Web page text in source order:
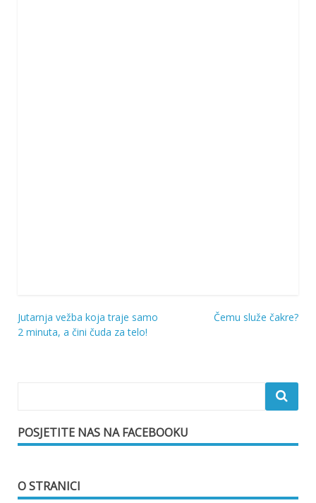
Navigacija
Jutarnja vežba koja traje samo
2 minuta, a čini čuda za telo!
Čemu služe čakre?
POSJETITE NAS NA FACEBOOKU
O STRANICI